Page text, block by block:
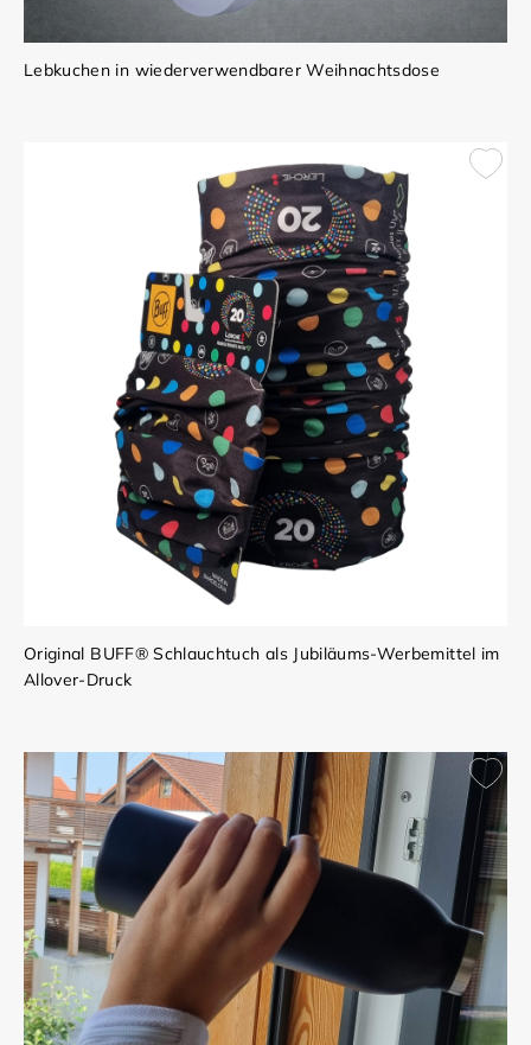
Lebkuchen in wiederverwendbarer Weihnachtsdose
Original BUFF® Schlauchtuch als Jubiläums-Werbemittel im
Allover-Druck